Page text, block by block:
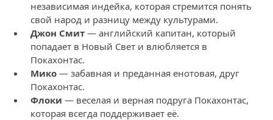
независимая индейка, которая стремится понять
свой народ и разницу между культурами.
Джон Смит — английский капитан, который
попадает в Новый Свет и влюбляется в
Покахонтас.
Мико — забавная и преданная енотовая, друг
Покахонтас.
Флоки — веселая и верная подруга Покахонтас,
которая всегда поддерживает её.